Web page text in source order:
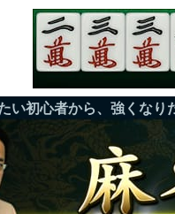
い初心者から、強くな